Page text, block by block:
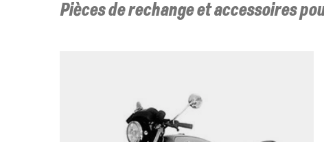
Pièces de rechange et accessoires